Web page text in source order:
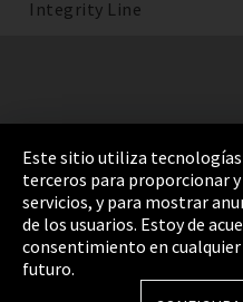
Integrity Line
Este sitio utiliza
terceros para proporcionar
servicios, y para mostrar
de los usuarios. Estoy de
consentimiento en
futuro.